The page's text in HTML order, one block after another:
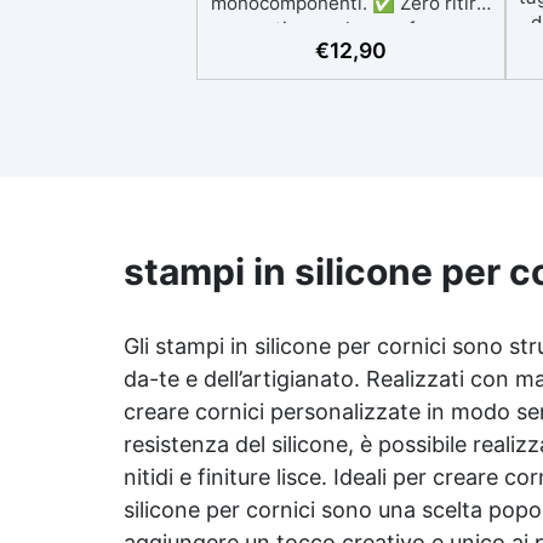
mantiene volume e forma,
perfetto anche per applicazioni
all’esterno. ✅ Coloranti,
difetti visivi. ✅ Facile da
carteggiare e rifinire: risultati
€12,90
stampi in silicone per
Gli stampi in silicone per cornici sono
da-te e dell’artigianato. Realizzati con
creare cornici personalizzate in modo
resistenza del silicone, è possibile
nitidi e finiture lisce. Ideali per creare
silicone per cornici sono una scelta